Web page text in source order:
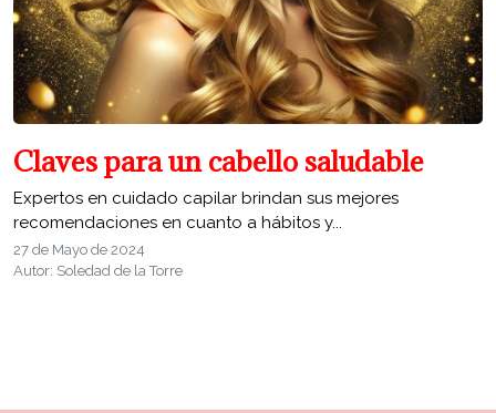
Claves para un cabello saludable
Expertos en cuidado capilar brindan sus mejores
recomendaciones en cuanto a hábitos y...
27 de Mayo de 2024
Autor: Soledad de la Torre